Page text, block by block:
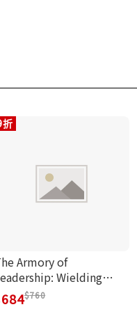
折
Armory of
Wielding
Men Volume 3
684 760